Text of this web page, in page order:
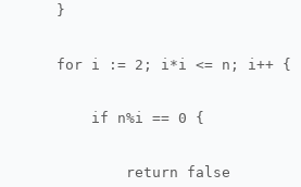
    }
    for i := 2; i*i <= n; i++ {
        if n%i == 0 {
            return false